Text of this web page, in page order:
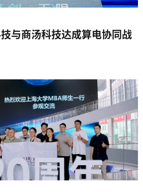
与商汤科技达成算电协同战